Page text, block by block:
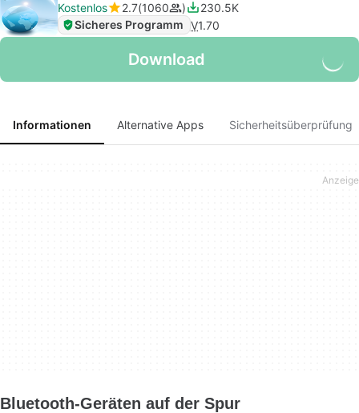
Kostenlos
2.7 1060
230.5K
Sicheres Programm V1.70
Download
Informationen Alternative Apps Sicherheitsüberprüfung
Bluetooth-Geräten auf der Spur